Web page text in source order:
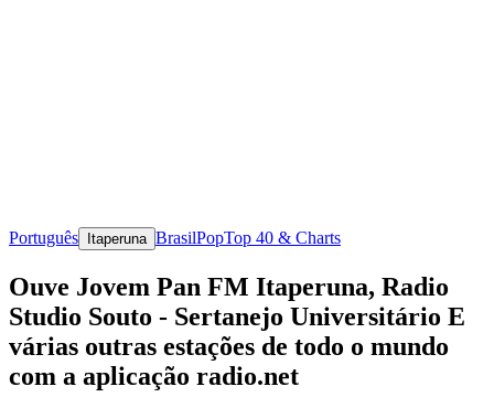
Português Itaperuna BrasilPopTop 40 & Charts
Ouve Jovem Pan FM Itaperuna, Radio
Studio Souto - Sertanejo Universitário E
várias outras estações de todo o mundo
com a aplicação radio.net